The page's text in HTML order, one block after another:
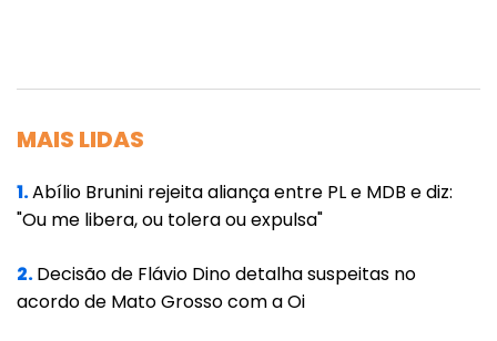
celebrados com as empresas usadas pela
Qualycare.
mantinha influência dentro da administração
MAIS LIDAS
1.Abílio Brunini rejeita aliança entre PL e MDB e diz:
"Ou me libera, ou tolera ou expulsa"
2.Decisão de Flávio Dino detalha suspeitas no
acordo de Mato Grosso com a Oi